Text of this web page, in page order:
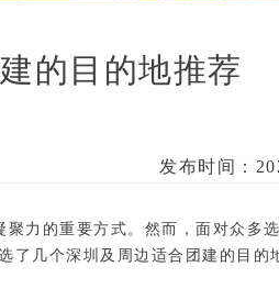
的目的地推荐
发布时间：
力的重要方式。然而，面对众多选
了几个深圳及周边适合团建的目的